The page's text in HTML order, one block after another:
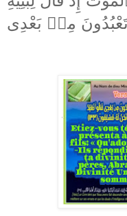
تَعْبُدُونَ مِنۢ بَعْدِى